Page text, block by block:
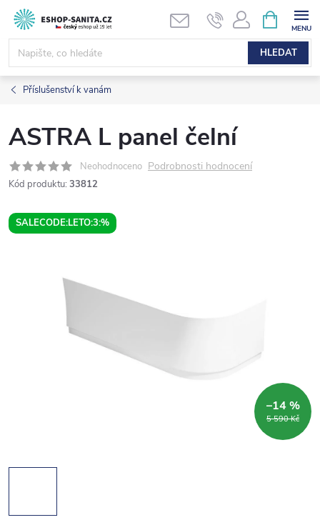
Přejít
obsah
HLEDAT
NÁKUPNÍ
KOŠÍK
Příslušenství k vanám
ASTRA L panel čelní
Neohodnoceno Podrobnosti hodnocení
Kód produktu: 33812
SALECODE:LETO:3:%
5 590 Kč
–14 %